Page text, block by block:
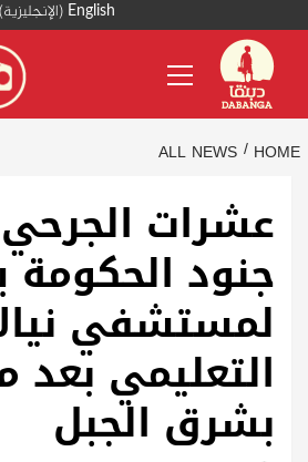
content
English
(الإنجليزية)
Menu
HOME
ALL NEWS
عشرات
جنود الحكومة
لمستشفي
التعليمي بعد
بشرق الجبل